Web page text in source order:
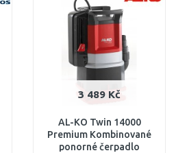
Porovnat
3 489 Kč
AL-KO Twin 14000
Premium Kombinované
ponorné čerpadlo